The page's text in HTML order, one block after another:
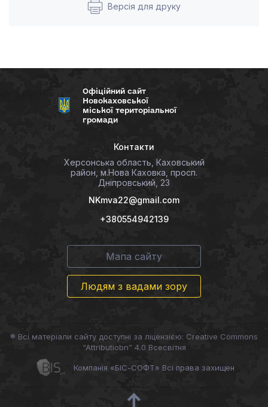
Версія для друку
Офіційний сайт
Новокаховської
міської територіальної
громади
Контакти
Херсонська область, Каховський
район, м.Нова Каховка, просп.
Дніпровський, 23
NKmva22@gmail.com
+380554942139
Мапа сайту
Людям з вадами зору
® Всі матеріали сайту доступні за ліцензією: Creative Commons
“Attributiobn” 4.0 Всесвітня
Компанія «БІС-СОФТ» Всі права захищен